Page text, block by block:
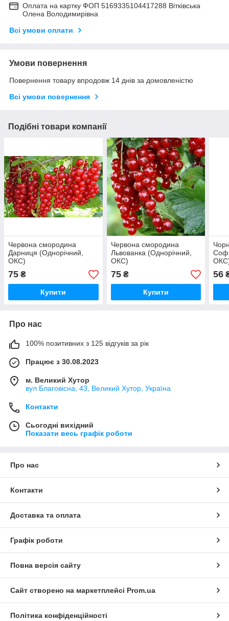
Оплата на картку ФОП 5169335104417288 Вітківська
Олена Володимирівна
Всі умови оплати
Умови повернення
Повернення товару впродовж 14 днів за домовленістю
Всі умови повернення
Подібні товари компанії
Червона смородина
Дарниця (Однорічний,
ОКС)
75 ₴
Купити
Червона смородина
Львованка (Однорічний,
ОКС)
75₴
Купити
56
Про нас
100% позитивних з 125 відгуків за рік
Працює з 30.08.2023
м. Великий Хутор
вул Благовісна, 43, Великий Хутор, Україна
Контакти
Сьогодні вихідний
Показати весь графік роботи
Про нас
Контакти
Доставка та оплата
Графік роботи
Повна версія сайту
Сайт створено на маркетплейсі Prom.ua
Політика конфіденційності